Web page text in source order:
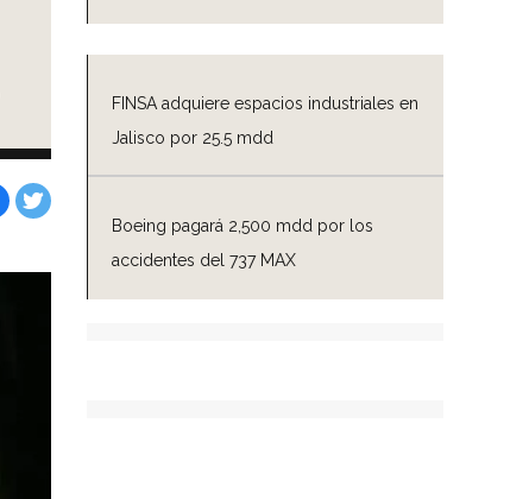
FINSA adquiere espacios industriales en
Jalisco por 25.5 mdd
Boeing pagará 2,500 mdd por los
accidentes del 737 MAX